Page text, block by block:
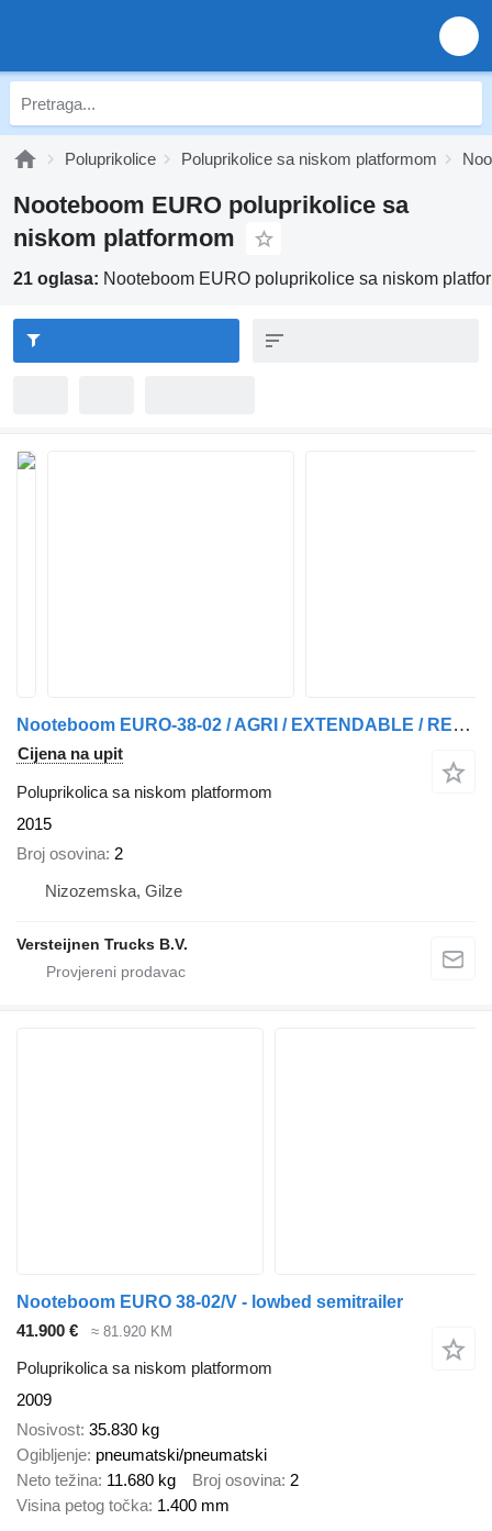
Poluprikolice Poluprikolice sa niskom platformom
Nooteboom EURO poluprikolice sa
niskom platformom
21 oglasa: Nooteboom EURO poluprikolice sa niskom
Nooteboom EURO-38-02 / AGRI / EXTENDABLE / REMOVABLE NECK
Cijena na upit
Poluprikolica sa niskom platformom
2015
Broj osovina 2
Nizozemska, Gilze
Versteijnen Trucks B.V.
Nooteboom EURO 38-02/V - lowbed semitrailer
41.900 €
≈ 81.920 KM
Poluprikolica sa niskom platformom
2009
Nosivost 35.830 kg
Ogibljenje pneumatski/pneumatski
Neto težina 11.680 kg Broj osovina 2
Visina petog točka 1.400 mm